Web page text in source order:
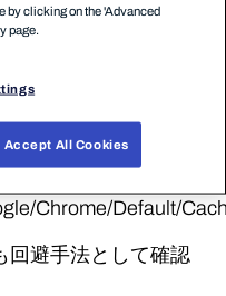
象から除外する事で
Chrome/Default/
回避手法として確認
by clicking on the 'Advanced
page.
Accept All Cookies